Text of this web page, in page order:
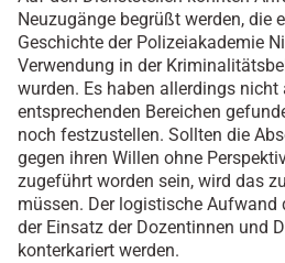
Neuzugänge begrüßt werden, die
Geschichte der Polizeiakademie
Verwendung in der
wurden. Es haben allerdings nicht
entsprechenden Bereichen
noch festzustellen. Sollten die
gegen ihren Willen ohne
zugeführt worden sein, wird das
müssen. Der logistische Aufwand
der Einsatz der Dozentinnen und
konterkariert werden.